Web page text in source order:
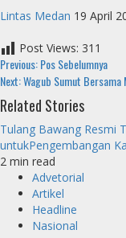
Lintas Medan 19 April
Post Views: 311
Continue
Reading
Previous:Pos Sebelumnya
Next:Wagub Sumut Bersama
Related Stories
Tulang Bawang Resmi
untukPengembangan
2 min read
Advetorial
Artikel
Headline
Nasional